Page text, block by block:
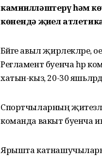
камиилләштерү һәм
көнендә җиңел
Бәйге авыл җирлекләре,
Регламент буенча һәр
хатын-кыз, 20-30
Спортчыларның
команда вакыт буенча иң
Ярышта